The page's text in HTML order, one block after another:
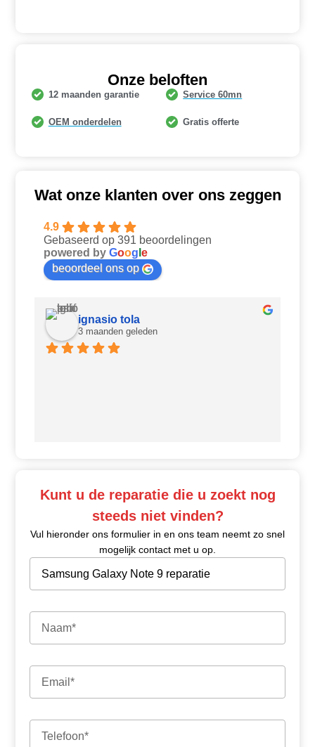
Onze beloften
12 maanden garantie Service 60mn
OEM onderdelen Gratis offerte
Wat onze klanten over ons zeggen
4.9
Gebaseerd op 391 beoordelingen
powered byGoog le
beoordeel ons op
ignasio tola
3 maanden geleden
Kunt u de reparatie die u zoekt nog
steeds niet vinden?
Vul hieronder ons formulier in en ons team neemt zo snel
mogelijk contact met u op.